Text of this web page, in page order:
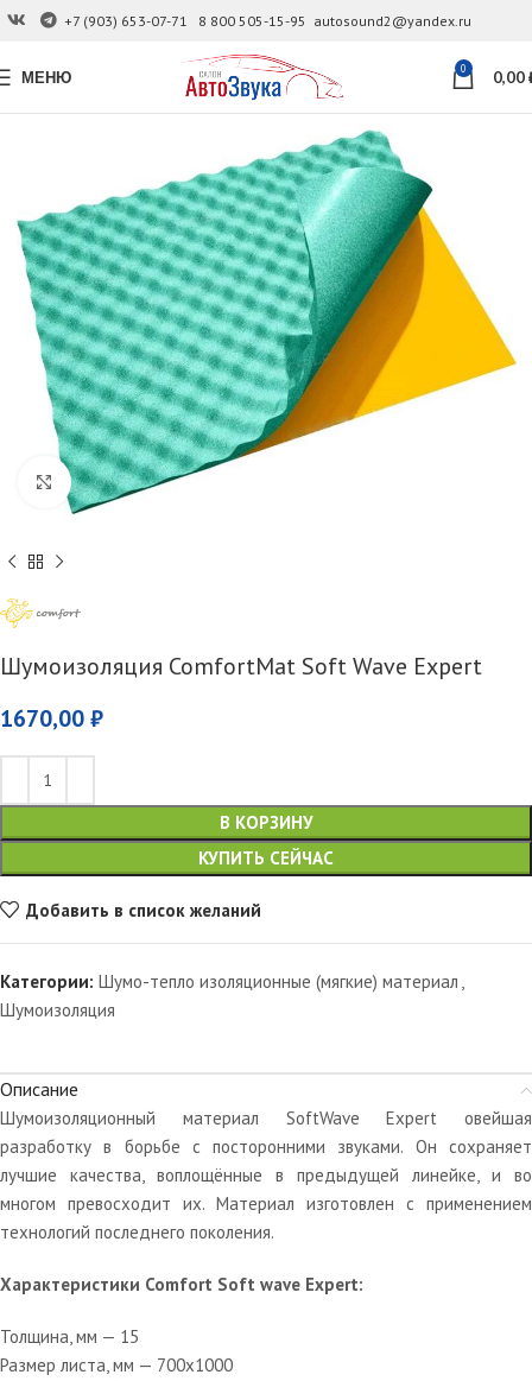
+7 (903) 653-07-71 8 800 505-15-95 autosound2@yandex.ru
МЕНЮ 0 0,00
Увеличить
Шумоизоляция ComfortMat Soft Wave Expert
1670,00 ₽
В КОРЗИНУ
КУПИТЬ СЕЙЧАС
Добавить в список желаний
Категории: Шумо-тепло изоляционные (мягкие) материал ,
Шумоизоляция
Описание
Шумоизоляционный материал SoftWave Expert овейшая
разработку в борьбе с посторонними звуками. Он сохраняет
лучшие качества, воплощённые в предыдущей линейке, и во
многом превосходит их. Материал изготовлен с применением
технологий последнего поколения.
Характеристики Comfort Soft wave Expert:
Толщина, мм — 15
Размер листа, мм — 700х1000